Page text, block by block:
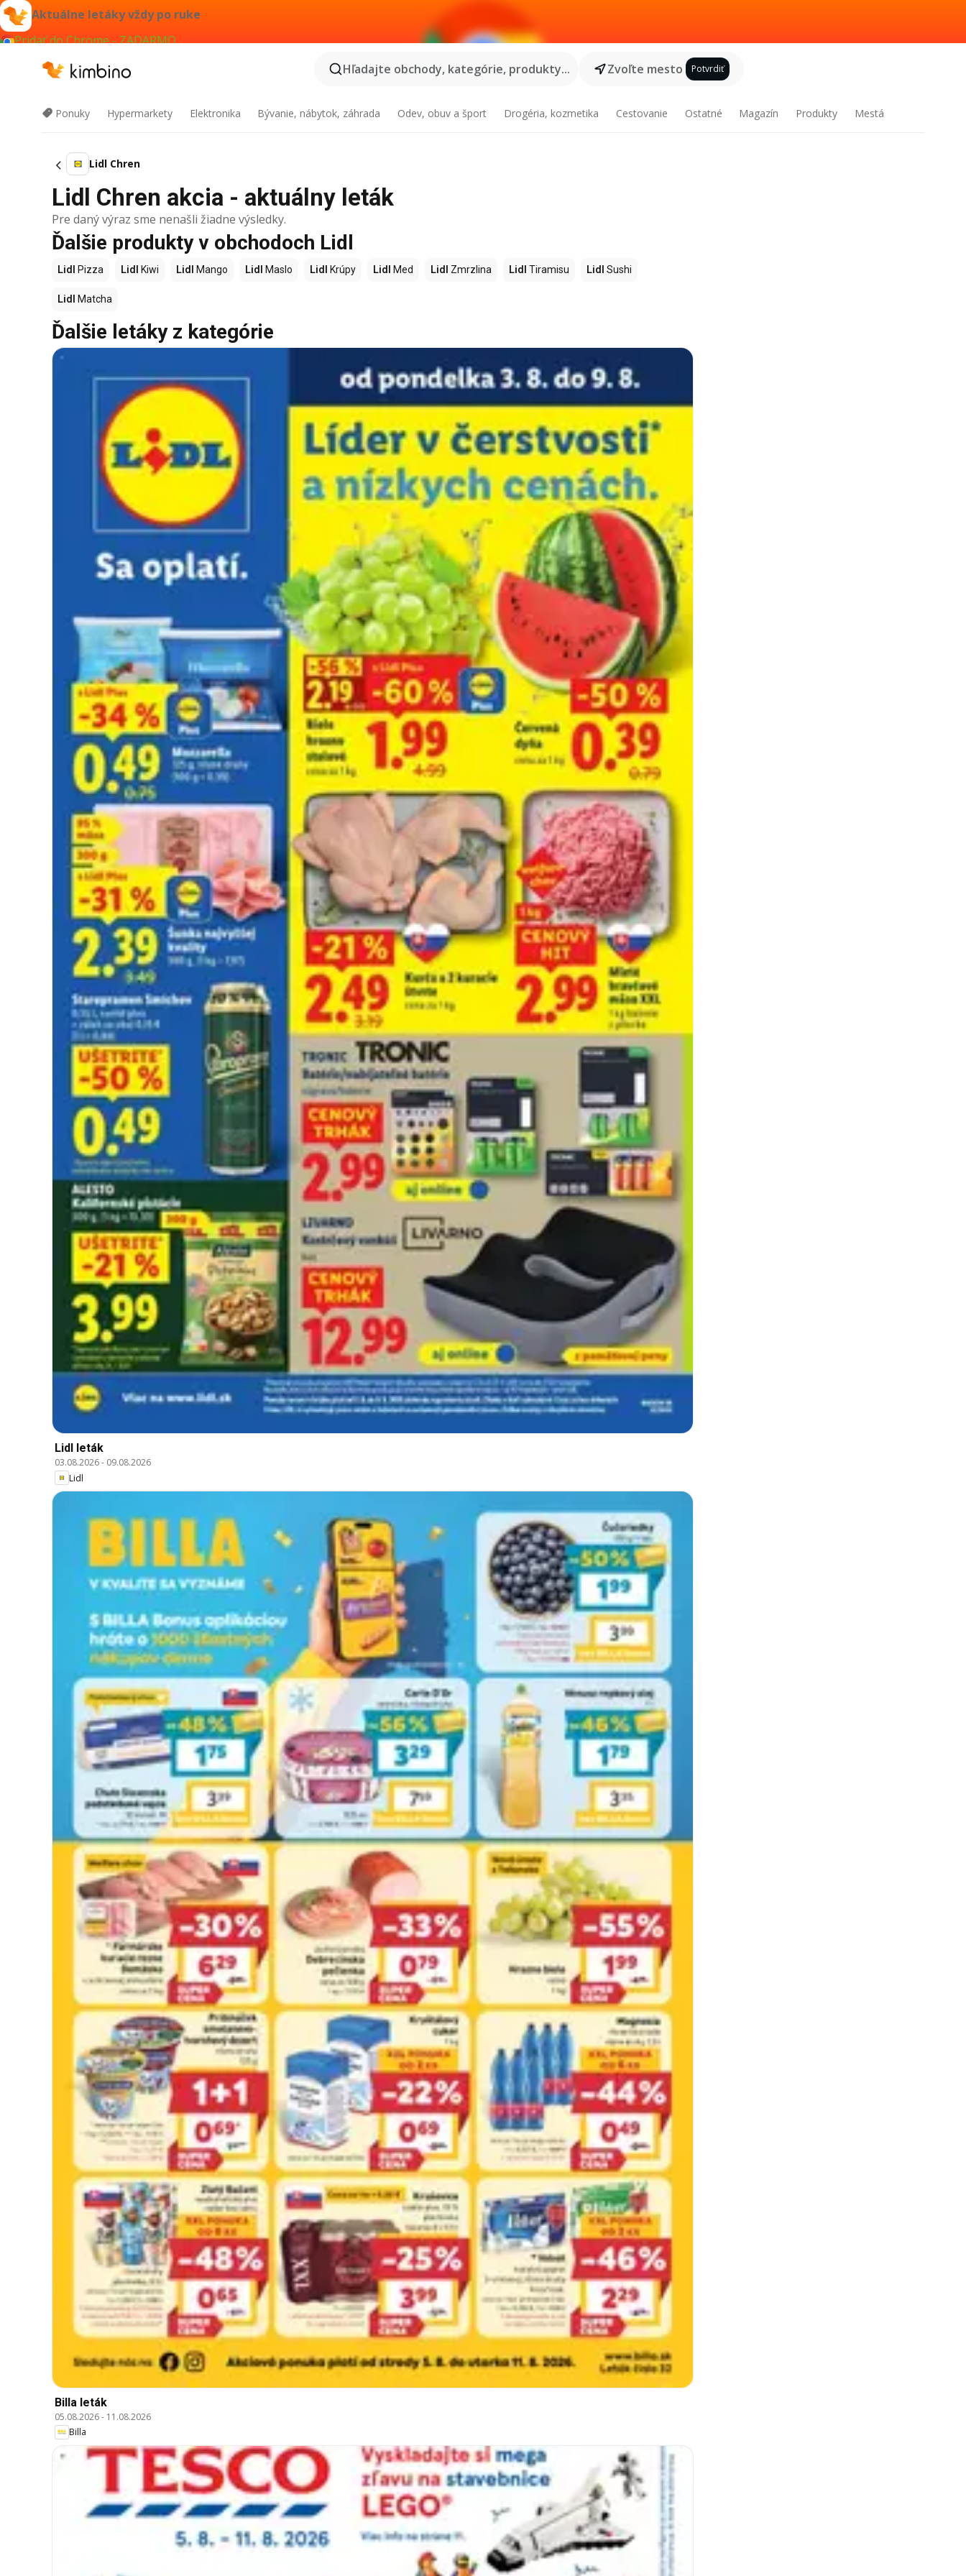
Aktuálne letáky vždy po ruke
Pridať do Chrome - ZADARMO
Hľadajte obchody, kategórie, produkty...
Zvoľte mesto Potvrdiť
Ponuky Hypermarkety Elektronika Bývanie, nábytok, záhrada Odev, obuv a šport Drogéria, kozmetika Cestovanie Ostatné Magazín Produkty Mestá
Lidl Chren
Lidl Chren akcia - aktuálny leták
Pre daný výraz sme nenašli žiadne výsledky.
Ďalšie produkty v obchodoch Lidl
Lidl Pizza Lidl Kiwi Lidl Mango Lidl Maslo Lidl Krúpy Lidl Med Lidl Zmrzlina Lidl Tiramisu Lidl Sushi
Lidl Matcha
Ďalšie letáky z kategórie
Lidl leták
03.08.2026- 09.08.2026
Lidl
Billa leták
05.08.2026- 11.08.2026
Billa